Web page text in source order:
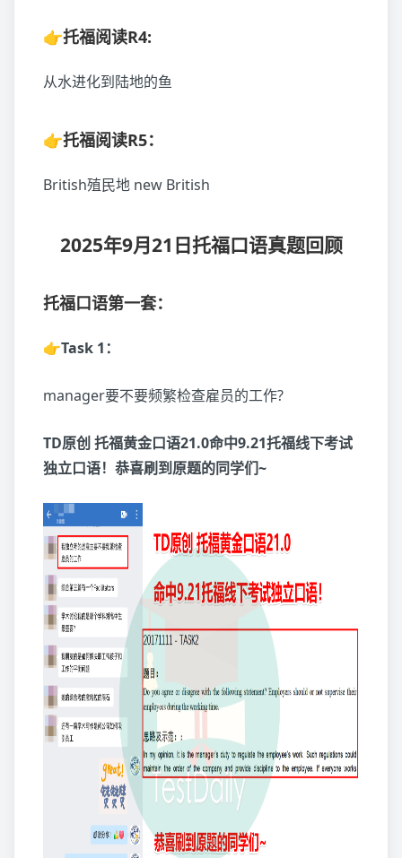
👉托福阅读R4:
从水进化到陆地的鱼
👉托福阅读R5：
British殖民地 new British
2025年9月21日托福口语真题回顾
托福口语第一套：
👉Task 1：
manager要不要频繁检查雇员的工作?
TD原创 托福黄金口语21.0命中9.21托福线下考试
独立口语！恭喜刷到原题的同学们~